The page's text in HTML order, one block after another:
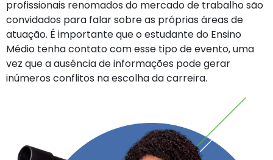
profissionais renomados do mercado de trabalho são
convidados para falar sobre as próprias áreas de
atuação. É importante que o estudante do Ensino
Médio tenha contato com esse tipo de evento, uma
vez que a ausência de informações pode gerar
inúmeros conflitos na escolha da carreira.